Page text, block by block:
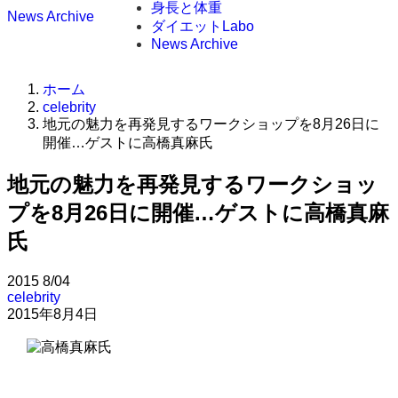
News Archive
身長と体重
ダイエットLabo
News Archive
ホーム
celebrity
地元の魅力を再発見するワークショップを8月26日に
開催…ゲストに高橋真麻氏
地元の魅力を再発見するワークショッ
プを8月26日に開催…ゲストに高橋真麻
氏
2015 8/04
celebrity
2015年8月4日